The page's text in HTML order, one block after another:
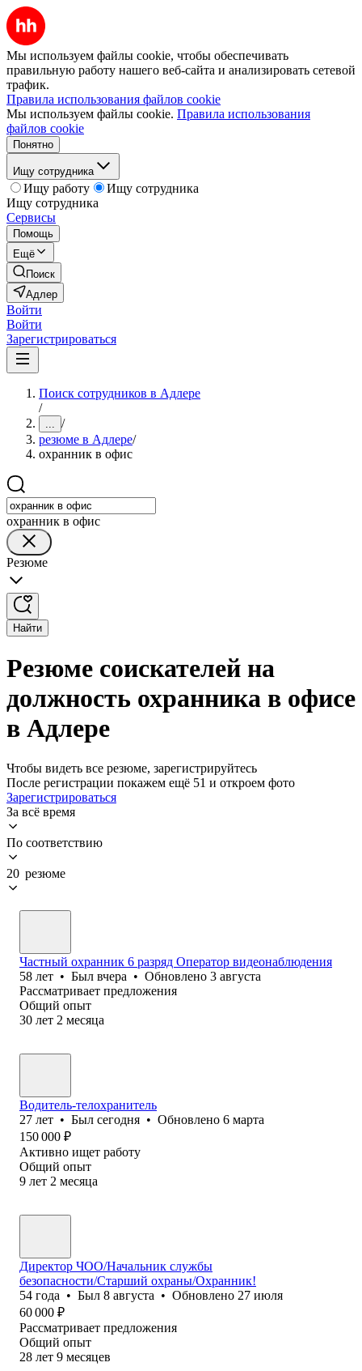
Мы используем файлы cookie, чтобы обеспечивать
правильную работу нашего веб-сайта и анализировать сетевой
трафик.
Правила использования файлов cookie
Мы используем файлы cookie. Правила использования
файлов cookie
Понятно
Ищу сотрудника
Ищу работу
Ищу сотрудника
Ищу сотрудника
Сервисы
Помощь
Ещё
Поиск
Адлер
Войти
Войти
Зарегистрироваться
Поиск сотрудников в Адлере
/
... /
резюме в Адлере/
охранник в офис
охранник в офис
Резюме
Найти
Резюме соискателей на
должность охранника в офисе
в Адлере
Чтобы видеть все резюме, зарегистрируйтесь
После регистрации покажем ещё 51 и откроем фото
Зарегистрироваться
За всё время
По соответствию
20 резюме
Частный охранник 6 разряд Оператор видеонаблюдения
58 лет • Был вчера • Обновлено 3 августа
Рассматривает предложения
Общий опыт
30 лет 2 месяца
Водитель-телохранитель
27 лет • Был сегодня • Обновлено 6 марта
150 000 ₽
Активно ищет работу
Общий опыт
9 лет 2 месяца
Директор ЧОО/Начальник службы
безопасности/Cтарший охраны/Охранник!
54 года • Был 8 августа • Обновлено 27 июля
60 000 ₽
Рассматривает предложения
Общий опыт
28 лет 9 месяцев